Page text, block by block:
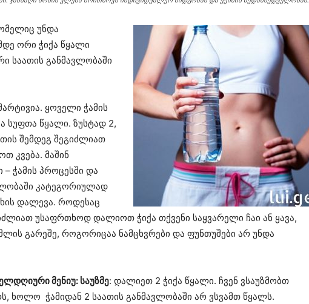
უნდა
ორი ჭიქა წყალი
საათის განმავლობაში
ყოველი ჭამის
სუფთა წყალი. ზუსტად 2,
შემდეგ შეგიძლიათ
კვება. მაშინ
– ჭამის პროცესში და
კატეგორიულად
დალევა. როდესაც
უსაფრთხოდ დალიოთ ჭიქა თქვენი საყვარელი ჩაი ან ყავა,
გარეშე, როგორიცაა ნამცხვრები და ფუნთუშები არ უნდა
მენიუ: საუზმე: დალიეთ 2 ჭიქა წყალი. ჩვენ ვსაუზმობთ
ხოლო ჭამიდან 2 საათის განმავლობაში არ ვსვამთ წყალს.